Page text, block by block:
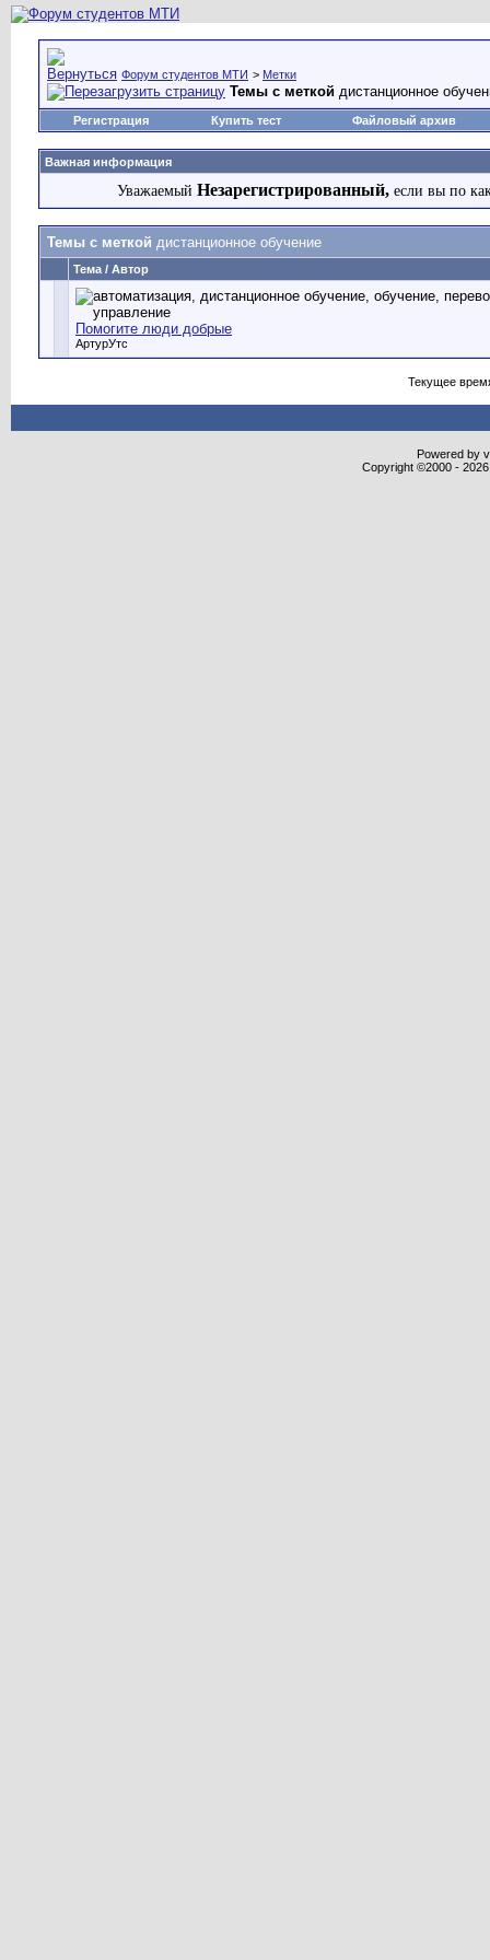
Форум студентов МТИ > Метки
Темы с меткой дистанционное
Регистрация Купить тест Файловый архив
Важная информация
Уважаемый Незарегистрированный, если вы по
Темы с меткой дистанционное обучение
Тема / Автор
Помогите люди добрые
АртурУтс
Текущее
Powered by
Copyright ©2000 -